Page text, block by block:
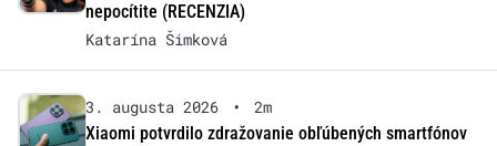
nepocítite (RECENZIA)
Katarína Šimková
3. augusta 2026 •
2m
Xiaomi potvrdilo zdražovanie obľúbených smartfónov